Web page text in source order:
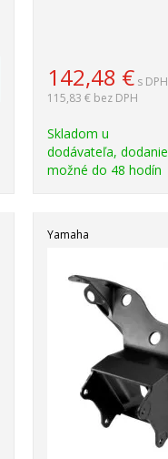
142,48 € s DPH
115,83 € bez DPH
Skladom u
dodávateľa, dodanie
možné do 48 hodín
Yamaha